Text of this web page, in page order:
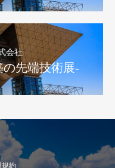
会社
の先端技術展-
規約